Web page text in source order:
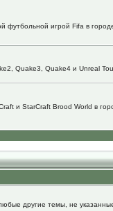
футбольной игрой Fifa в
Quake3, Quake4 и Unreal
и StarCraft Brood World в
другие темы, не